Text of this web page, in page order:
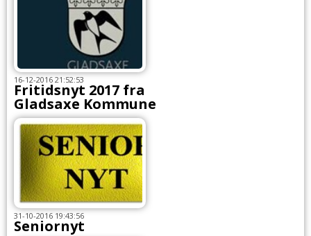
16-12-2016 21:52:53
Fritidsnyt 2017 fra
Gladsaxe Kommune
31-10-2016 19:43:56
Seniornyt